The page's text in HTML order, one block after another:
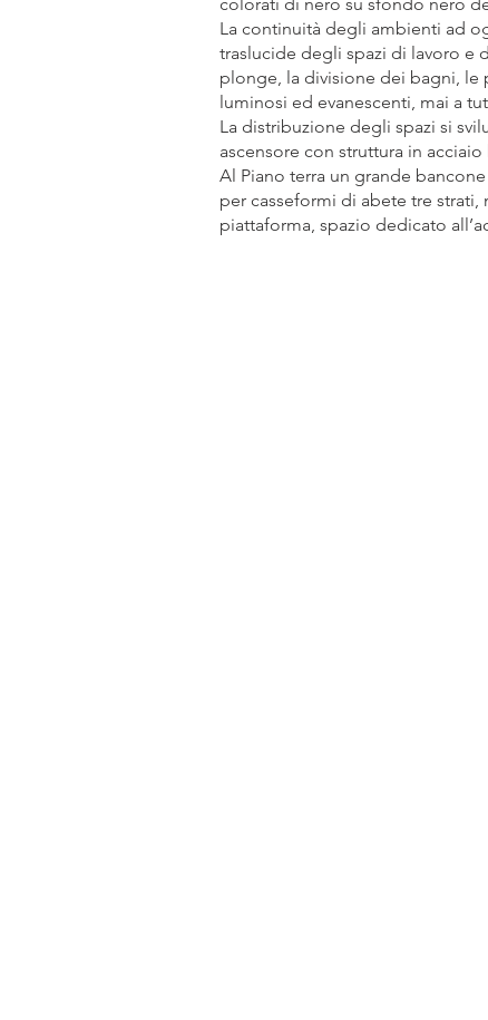
La continuità degli ambienti ad
traslucide degli spazi di lavoro e
plonge, la divisione dei bagni,
luminosi ed evanescenti, mai a
La distribuzione degli spazi si
ascensore con struttura in
Al Piano terra un grande
per casseformi di abete tre strati,
piattaforma, spazio dedicato